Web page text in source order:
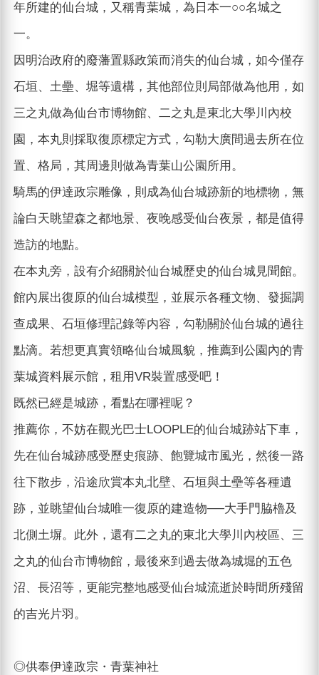
年所建的仙台城，又稱青葉城，為日本一○○名城之
一。
因明治政府的廢藩置縣政策而消失的仙台城，如今僅存
石垣、土壘、堀等遺構，其他部位則局部做為他用，如
三之丸做為仙台市博物館、二之丸是東北大學川內校
園，本丸則採取復原標定方式，勾勒大廣間過去所在位
置、格局，其周邊則做為青葉山公園所用。
騎馬的伊達政宗雕像，則成為仙台城跡新的地標物，無
論白天眺望森之都地景、夜晚感受仙台夜景，都是值得
造訪的地點。
在本丸旁，設有介紹關於仙台城歷史的仙台城見聞館。
館內展出復原的仙台城模型，並展示各種文物、發掘調
查成果、石垣修理記錄等内容，勾勒關於仙台城的過往
點滴。若想更真實領略仙台城風貌，推薦到公園內的青
葉城資料展示館，租用VR裝置感受吧！
既然已經是城跡，看點在哪裡呢？
推薦你，不妨在觀光巴士LOOPLE的仙台城跡站下車，
先在仙台城跡感受歷史痕跡、飽覽城市風光，然後一路
往下散步，沿途欣賞本丸北壁、石垣與土壘等各種遺
跡，並眺望仙台城唯一復原的建造物──大手門脇櫓及
北側土塀。此外，還有二之丸的東北大學川內校區、三
之丸的仙台市博物館，最後來到過去做為城堀的五色
沼、長沼等，更能完整地感受仙台城流逝於時間所殘留
的吉光片羽。
◎供奉伊達政宗・青葉神社